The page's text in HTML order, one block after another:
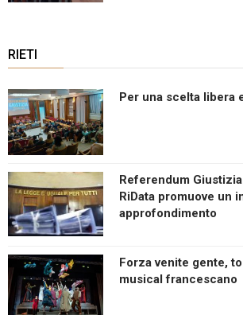
RIETI
Per una scelta libera
Referendum
RiData promuove un
approfondimento
Forza venite gente,
musical francescano